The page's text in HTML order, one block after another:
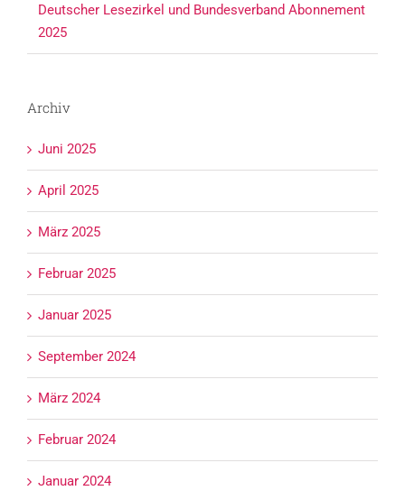
Deutscher Lesezirkel und Bundesverband Abonnement
2025
Archiv
Juni 2025
April 2025
März 2025
Februar 2025
Januar 2025
September 2024
März 2024
Februar 2024
Januar 2024